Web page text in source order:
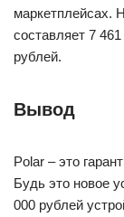
маркетплейсах.
составляет 7
рублей.
Вывод
Polar – это
Будь это новое
000 рублей